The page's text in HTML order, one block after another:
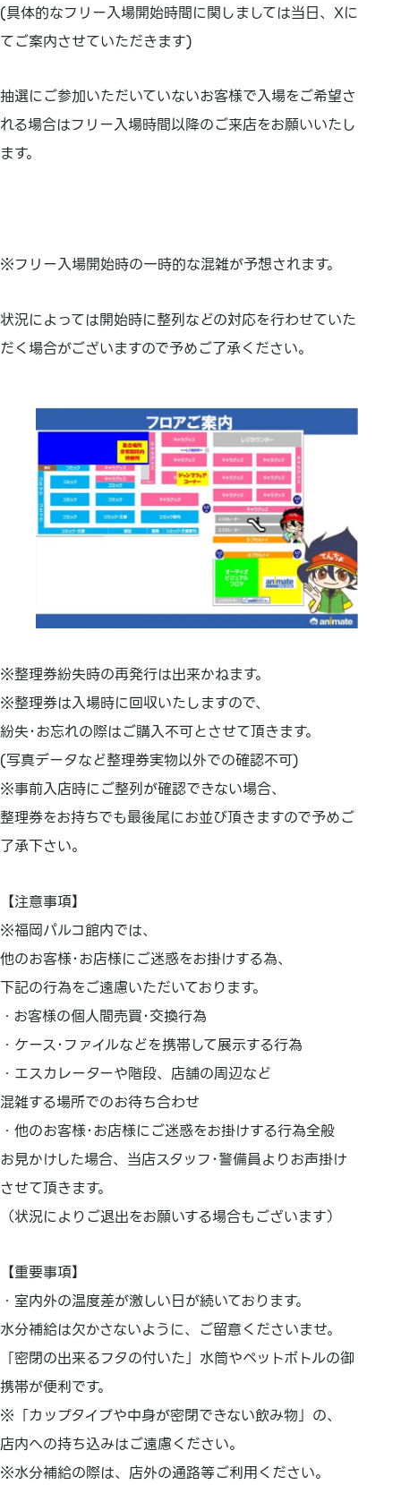
(具体的なフリー入場開始時間に関しましては当日、Xに
てご案内させていただきます)
抽選にご参加いただいていないお客様で入場をご希望さ
れる場合はフリー入場時間以降のご来店をお願いいたし
ます。
※フリー入場開始時の一時的な混雑が予想されます。
状況によっては開始時に整列などの対応を行わせていた
だく場合がございますので予めご了承ください。
※整理券紛失時の再発行は出来かねます。
※整理券は入場時に回収いたしますので、
紛失･お忘れの際はご購入不可とさせて頂きます。
(写真データなど整理券実物以外での確認不可)
※事前入店時にご整列が確認できない場合、
整理券をお持ちでも最後尾にお並び頂きますので予めご
了承下さい。
【注意事項】
※福岡パルコ館内では、
他のお客様･お店様にご迷惑をお掛けする為、
下記の行為をご遠慮いただいております。
・お客様の個人間売買･交換行為
・ケース･ファイルなどを携帯して展示する行為
・エスカレーターや階段、店舗の周辺など
混雑する場所でのお待ち合わせ
・他のお客様･お店様にご迷惑をお掛けする行為全般
お見かけした場合、当店スタッフ･警備員よりお声掛け
させて頂きます。
（状況によりご退出をお願いする場合もございます）
【重要事項】
・室内外の温度差が激しい日が続いております。
水分補給は欠かさないように、ご留意くださいませ。
「密閉の出来るフタの付いた」水筒やペットボトルの御
携帯が便利です。
※「カップタイプや中身が密閉できない飲み物」の、
店内への持ち込みはご遠慮ください。
※水分補給の際は、店外の通路等ご利用ください。